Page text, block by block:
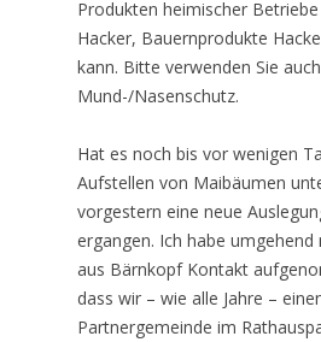
Produkten heimischer
Hacker, Bauernprodukte
kann. Bitte verwenden Sie
Mund-/Nasenschutz.
Hat es noch bis vor wenigen
Aufstellen von Maibäumen
vorgestern eine neue
ergangen. Ich habe
aus Bärnkopf Kontakt
dass wir – wie alle Jahre –
Partnergemeinde im